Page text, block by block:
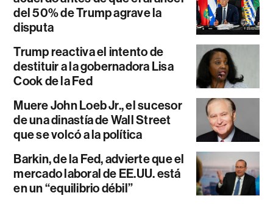
del 50% de Trump agrave la
disputa
Trump reactiva el intento de
destituir a la gobernadora Lisa
Cook de la Fed
Muere John Loeb Jr., el sucesor
de una dinastía de Wall Street
que se volcó a la política
Barkin, de la Fed, advierte que el
mercado laboral de EE.UU. está
en un “equilibrio débil”